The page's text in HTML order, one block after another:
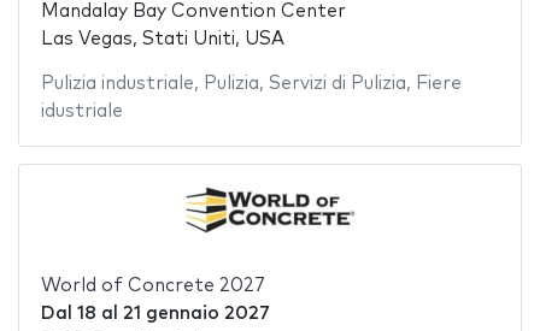
Mandalay Bay Convention Center
Las Vegas, Stati Uniti, USA
Pulizia industriale, Pulizia, Servizi di Pulizia, Fiere
idustriale
World of Concrete 2027
Dal 18 al 21 gennaio 2027